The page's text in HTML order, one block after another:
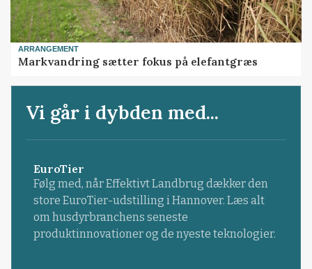
ARRANGEMENT
Markvandring sætter fokus på elefantgræs
Vi går i dybden med...
EuroTier
Følg med, når Effektivt Landbrug dækker den
store EuroTier-udstilling i Hannover. Læs alt
om husdyrbranchens seneste
produktinnovationer og de nyeste teknologier.